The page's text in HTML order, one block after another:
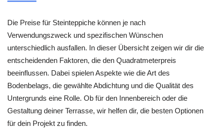
Die Preise für Steinteppiche können je nach
Verwendungszweck und spezifischen Wünschen
unterschiedlich ausfallen. In dieser Übersicht zeigen wir dir die
entscheidenden Faktoren, die den Quadratmeterpreis
beeinflussen. Dabei spielen Aspekte wie die Art des
Bodenbelags, die gewählte Abdichtung und die Qualität des
Untergrunds eine Rolle. Ob für den Innenbereich oder die
Gestaltung deiner Terrasse, wir helfen dir, die besten Optionen
für dein Projekt zu finden.